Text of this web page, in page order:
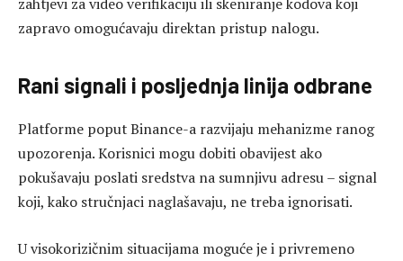
zapravo omogućavaju direktan pristup nalogu.
Rani signali i posljednja linija odbrane
Platforme poput Binance-a razvijaju mehanizme ranog
upozorenja. Korisnici mogu dobiti obavijest ako
pokušavaju poslati sredstva na sumnjivu adresu – signal
koji, kako stručnjaci naglašavaju, ne treba ignorisati.
U visokorizičnim situacijama moguće je i privremeno